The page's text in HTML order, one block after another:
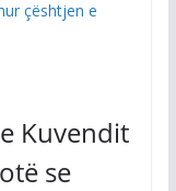
Kuvendit
se